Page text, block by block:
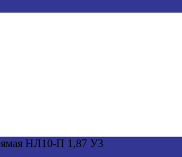
НЛ10-П 1,87 У3